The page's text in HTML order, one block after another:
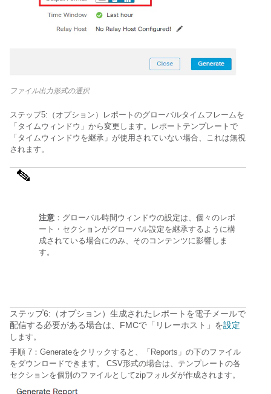
ファイル出力形式の選択
ステップ5:（オプション）レポートのグローバルタイムフレームを
「タイムウィンドウ」から変更します。レポートテンプレートで
「タイムウィンドウを継承」が使用されていない場合、これは無視
されます。
注意 ：グローバル時間ウィンドウの設定は、個々のレポ
ート・セクションがグローバル設定を継承するように構
成されている場合にのみ、そのコンテンツに影響しま
す。
ステップ6:（オプション）生成されたレポートを電子メールで
配信する必要がある場合は、FMCで「リレーホスト」を設定
します。
手順 7： Generateをクリックすると、「Reports」の下のファイル
をダウンロードできます。 CSV形式の場合は、テンプレートの各
セクションを個別のファイルとしてzipフォルダが作成されます。